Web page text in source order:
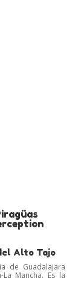
Alto Tajo
de Guadalajara
Mancha. Es la